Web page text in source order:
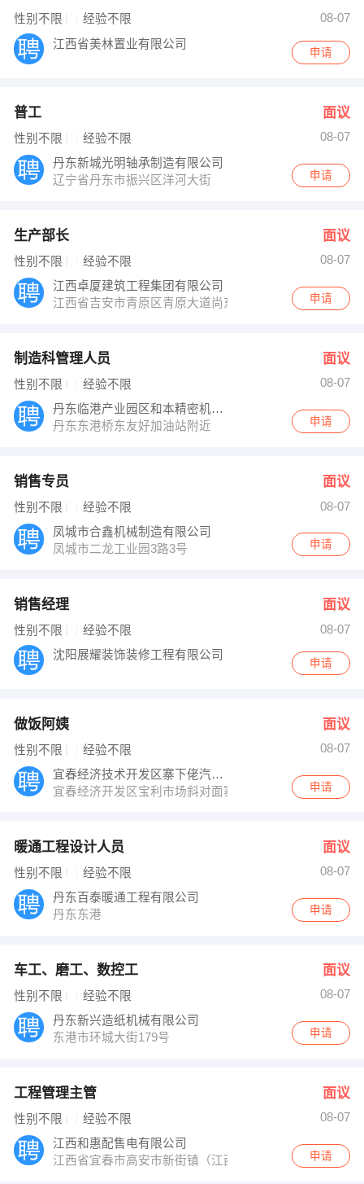
性别不限 经验不限
08-07
江西省美林置业有限公司
申请
普工 面议
性别不限 经验不限
08-07
丹东新城光明轴承制造有限公司
辽宁省丹东市振兴区洋河大街
申请
生产部长 面议
性别不限 经验不限
08-07
江西卓厦建筑工程集团有限公司
江西省吉安市青原区青原大道尚东国际公馆38栋5楼
申请
制造科管理人员 面议
性别不限 经验不限
08-07
丹东临港产业园区和本精密机械有限公司
丹东东港桥东友好加油站附近
申请
销售专员 面议
性别不限 经验不限
08-07
凤城市合鑫机械制造有限公司
凤城市二龙工业园3路3号
申请
销售经理 面议
性别不限 经验不限
08-07
沈阳展耀装饰装修工程有限公司
申请
做饭阿姨 面议
性别不限 经验不限
08-07
宜春经济技术开发区寨下佬汽车修理厂
宜春经济开发区宝利市场斜对面寨下佬钣金喷漆申请
暖通工程设计人员 面议
性别不限 经验不限
08-07
丹东百泰暖通工程有限公司
丹东东港
申请
车工、磨工、数控工 面议
性别不限 经验不限
08-07
丹东新兴造纸机械有限公司
东港市环城大街179号
申请
工程管理主管 面议
性别不限 经验不限
08-07
江西和惠配售电有限公司
江西省宜春市高安市新街镇（江西省建筑陶瓷产业基地内
申请